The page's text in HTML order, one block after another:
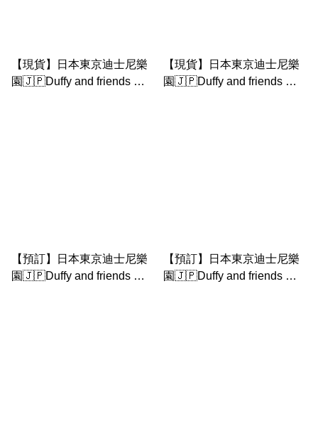
【現貨】日本東京迪士尼樂
園🇯🇵Duffy and friends 夏
【現貨】日本東京迪士尼樂
園🇯🇵Duffy and friends 夏
【預訂】日本東京迪士尼樂
園🇯🇵Duffy and friends 夏
【預訂】日本東京迪士尼樂
園🇯🇵Duffy and friends 夏